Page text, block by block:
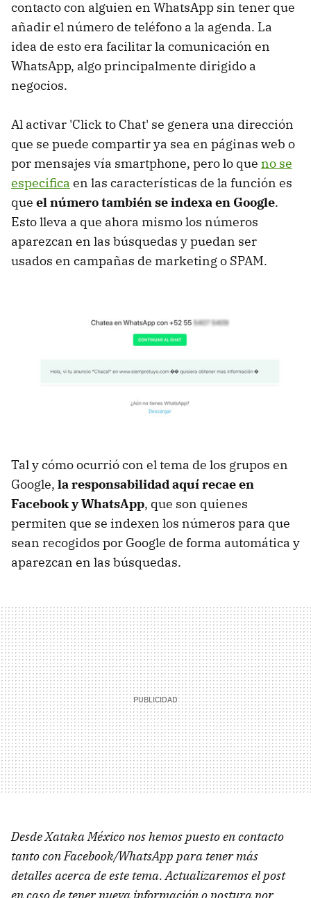
contacto con alguien en WhatsApp sin tener que
añadir el número de teléfono a la agenda. La
idea de esto era facilitar la comunicación en
WhatsApp, algo principalmente dirigido a
negocios.
Al activar 'Click to Chat' se genera una dirección
que se puede compartir ya sea en páginas web o
por mensajes vía smartphone, pero lo que no se
especifica en las características de la función es
que el número también se indexa en Google.
Esto lleva a que ahora mismo los números
aparezcan en las búsquedas y puedan ser
usados en campañas de marketing o SPAM.
Tal y cómo ocurrió con el tema de los grupos en
Google, la responsabilidad aquí recae en
Facebook y WhatsApp, que son quienes
permiten que se indexen los números para que
sean recogidos por Google de forma automática y
aparezcan en las búsquedas.
Desde Xataka México nos hemos puesto en contacto
tanto con Facebook/WhatsApp para tener más
detalles acerca de este tema. Actualizaremos el post